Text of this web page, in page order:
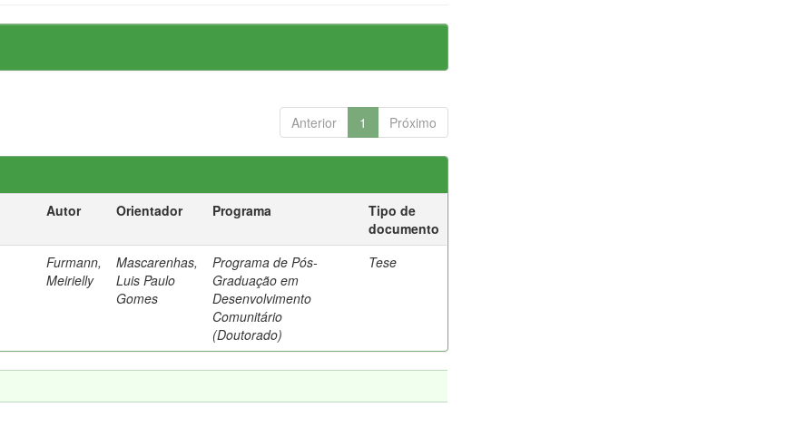
Anterior 1 Próximo
Autor Orientador Programa
Tipo de
documento
Furmann,
Meirielly
Mascarenhas,
Luis Paulo
Gomes
Programa de Pós-
Graduação em
Desenvolvimento
Comunitário
(Doutorado)
Tese